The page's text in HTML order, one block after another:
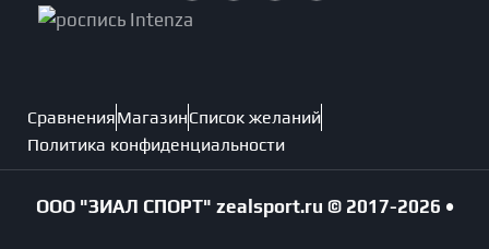
СравненияМагазинСписок желаний
Политика конфиденциальности
ООО "ЗИАЛ СПОРТ" zealsport.ru © 2017-2026 •